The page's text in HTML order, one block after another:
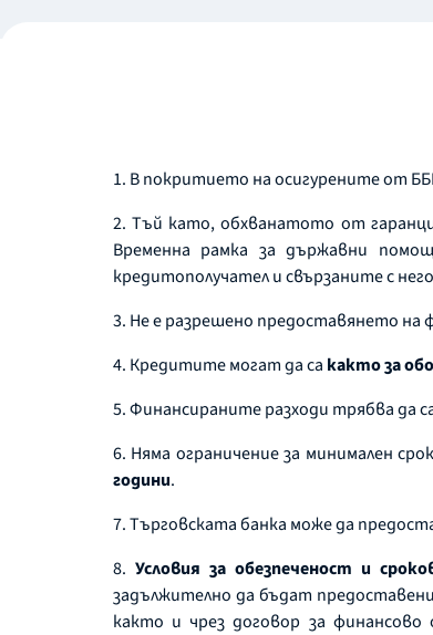
1. В покритието на осигурените от
2. Тъй като, обхванатото от
Временна рамка за държавни
кредитополучател и свързаните с
3. Не е разрешено предоставянето на
4. Кредитите могат да са както за
5. Финансираните разходи трябва да
6. Няма ограничение за минимален
години.
7. Търговската банка може да
8. Условия за обезпеченост и
задължително да бъдат
както и чрез договор за